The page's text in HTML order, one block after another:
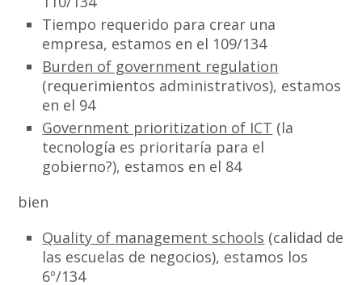
Tiempo requerido para crear una
empresa, estamos en el 109/134
Burden of government regulation
(requerimientos administrativos), estamos
en el 94
Government prioritization of ICT (la
tecnología es prioritaría para el
gobierno?), estamos en el 84
bien
Quality of management schools (calidad de
las escuelas de negocios), estamos los
6º/134